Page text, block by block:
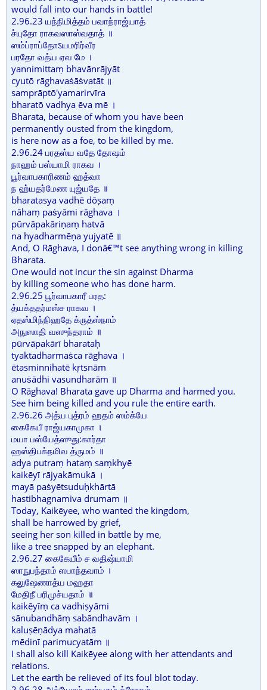
would fall into our hands in battle!
2.96.23 யந்நிமித்தம் பவாந்ராஜ்யாத்
ச்யுதோ ராகவஸாஸ்வதாத் ॥
ஸம்ப்ராப்தோऽயமரிர்வீர
பரதோ வத்ய ஏவ மே ।
yannimittaṃ bhavānrājyāt
cyutō rāghavaṡāṡvatāt ॥
samprāptō'yamarirvīra
bharatō vadhya ēva mē ।
Bharata, because of whom you have been
permanently ousted from the kingdom,
is here now as a foe, to be killed by me.
2.96.24 பரதஸ்ய வதே தோஷம்
நாஹம் பஸ்யாமி ராகவ ।
பூர்வாபகாரிணம் ஹத்வா
ந ஹ்யதர்மேண யுஜ்யதே ॥
bharatasya vadhē dōṣaṃ
nāhaṃ paṡyāmi rāghava ।
pūrvāpakāriṇaṃ hatvā
na hyadharmēṇa yujyatē ॥
And, O Rāghava, I donâ€™t see anything wrong in killing
Bharata.
One would not incur the sin against Dharma
by killing someone who has done harm.
2.96.25 பூர்வாபகாரீ பரத:
த்யக்ததர்மஸ்ச ராகவ ।
ஏதஸ்மிந்நிஹதே க்ருத்ஸ்நாம்
அநுஸாதி வஸுந்தராம் ॥
pūrvāpakārī bharataḥ
tyaktadharmaṡca rāghava ।
ētasminnihatē kṛtsnām
anuṡādhi vasundharām ॥
O Rāghava! Bharata gave up Dharma and harmed you.
See him being killed and you rule the entire earth.
2.96.26 அத்ய புத்ரம் ஹதம் ஸம்க்யே
கைகேயீ ராஜ்யகாமுகா ।
மயா பஸ்யேத்ஸுது:கார்தா
ஹஸ்திபக்நமிவ த்ருமம் ॥
adya putraṃ hataṃ saṃkhyē
kaikēyī rājyakāmukā ।
mayā paṡyētsuduḥkhārtā
hastibhagnamiva drumam ॥
Today, Kaikēyee, who wanted the kingdom,
shall be harrowed by grief,
seeing her son killed in battle by me,
like a tree snapped by an elephant.
2.96.27 கைகேயீம் ச வதிஷ்யாமி
ஸாநுபந்தாம் ஸபாந்தவாம் ।
கலுஷேணாத்ய மஹதா
மேதிநீ பரிமுச்யதாம் ॥
kaikēyīṃ ca vadhiṣyāmi
sānubandhāṃ sabāndhavām ।
kaluṣēṇādya mahatā
mēdinī parimucyatām ॥
I shall also kill Kaikēyee along with her attendants and
relations.
Let the earth be relieved of its foul blot today.